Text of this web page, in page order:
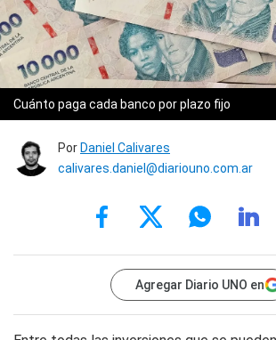
Cuánto paga cada banco por plazo fijo
Por Daniel Calivares
calivares.daniel@diariouno.com.ar
Agregar Diario UNO en